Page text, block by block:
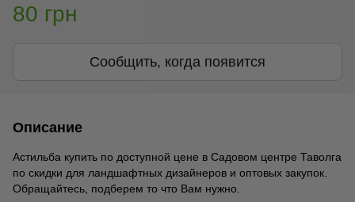
80 грн
Сообщить, когда появится
Описание
Астильба купить по доступной цене в Садовом центре Таволга
по скидки для ландшафтных дизайнеров и оптовых закупок.
Обращайтесь, подберем то что Вам нужно.